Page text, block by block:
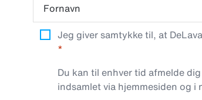
Fornavn
Jeg giver samtykke til, at
Du kan til enhver tid afmelde
indsamlet via hjemmesiden og i